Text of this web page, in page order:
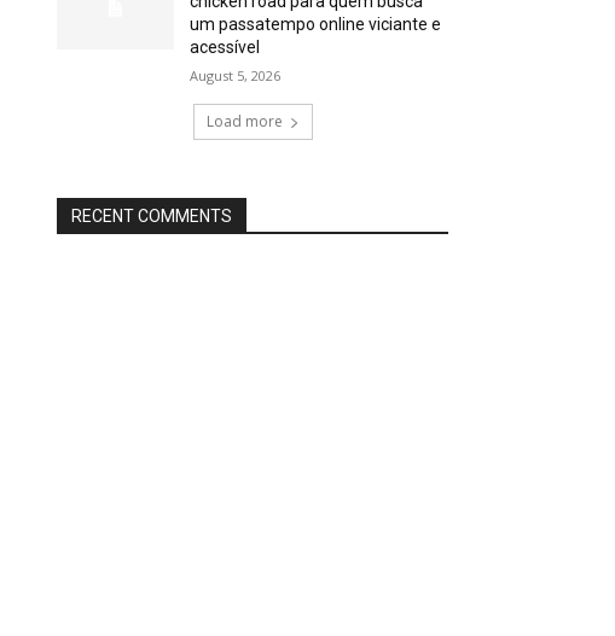
um passatempo online viciante e
acessível
August 5, 2026
Load more
RECENT COMMENTS